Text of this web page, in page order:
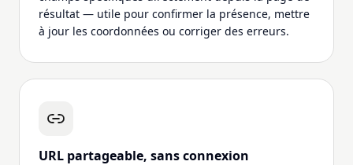
résultat — utile pour confirmer la présence, mettre
à jour les coordonnées ou corriger des erreurs.
URL partageable, sans connexion